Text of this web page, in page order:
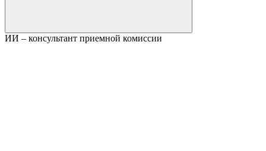
ИИ – консультант приемной комиссии